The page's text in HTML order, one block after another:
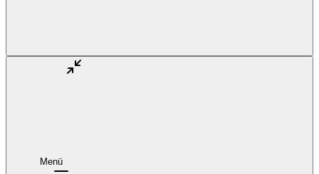
Menü